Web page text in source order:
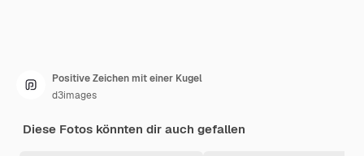
Positive Zeichen mit einer Kugel
d3images
Diese Fotos könnten dir auch gefallen